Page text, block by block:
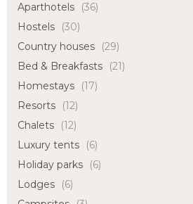
Aparthotels
(36)
Hostels
(30)
Country houses
(29)
Bed & Breakfasts
(21)
Homestays
(17)
Resorts
(12)
Chalets
(12)
Luxury tents
(6)
Holiday parks
(6)
Lodges
(6)